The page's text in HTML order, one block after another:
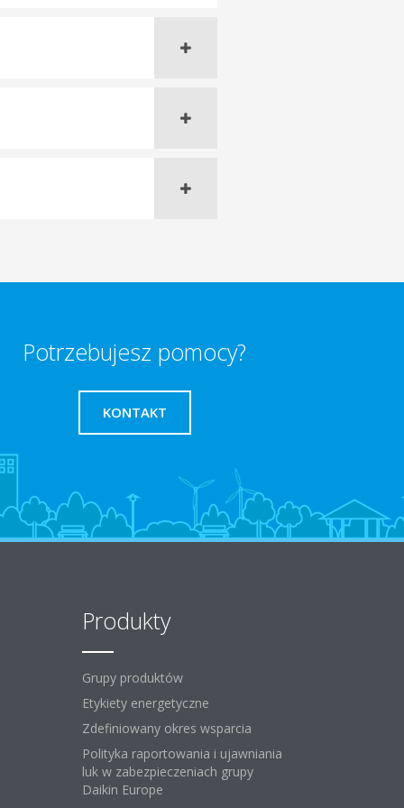
Potrzebujesz pomocy?
KONTAKT
Produkty
Grupy produktów
Etykiety energetyczne
Zdefiniowany okres wsparcia
Polityka raportowania i ujawniania
luk w zabezpieczeniach grupy
Daikin Europe